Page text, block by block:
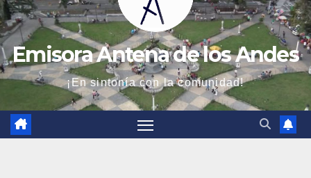
Emisora Antena de los Andes
¡En sintonía con la comunidad!